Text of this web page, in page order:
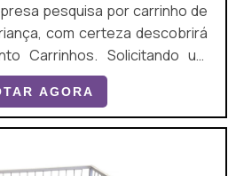
pesquisa por carrinho de
com certeza descobrirá
Carrinhos. Solicitando um
da plataforma de divulgação
a líder do segmento, a
SOBRE
de supermercado de
AGORA